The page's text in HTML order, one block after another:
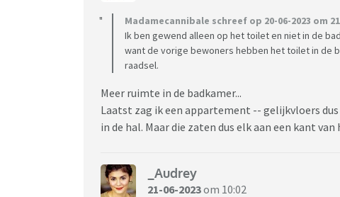
Madamecannibale schreef op 20-06-2023 om
Ik ben gewend alleen op het toilet en niet in de
want de vorige bewoners hebben het toilet in de
raadsel.
Meer ruimte in de badkamer...
Laatst zag ik een appartement -- gelijkvloers
in de hal. Maar die zaten dus elk aan een kant
_Audrey
21-06-2023om 10:02